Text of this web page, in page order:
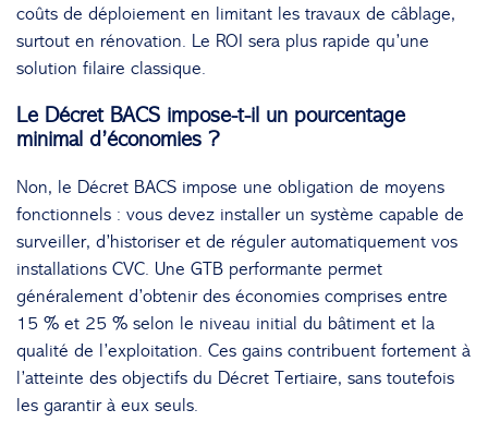
coûts de déploiement en limitant les travaux de câblage,
surtout en rénovation. Le ROI sera plus rapide qu’une
solution filaire classique.
Le Décret BACS impose-t-il un pourcentage
minimal d’économies ?
Non, le Décret BACS impose une obligation de moyens
fonctionnels : vous devez installer un système capable de
surveiller, d’historiser et de réguler automatiquement vos
installations CVC. Une GTB performante permet
généralement d’obtenir des économies comprises entre
15 % et 25 % selon le niveau initial du bâtiment et la
qualité de l’exploitation. Ces gains contribuent fortement à
l’atteinte des objectifs du Décret Tertiaire, sans toutefois
les garantir à eux seuls.